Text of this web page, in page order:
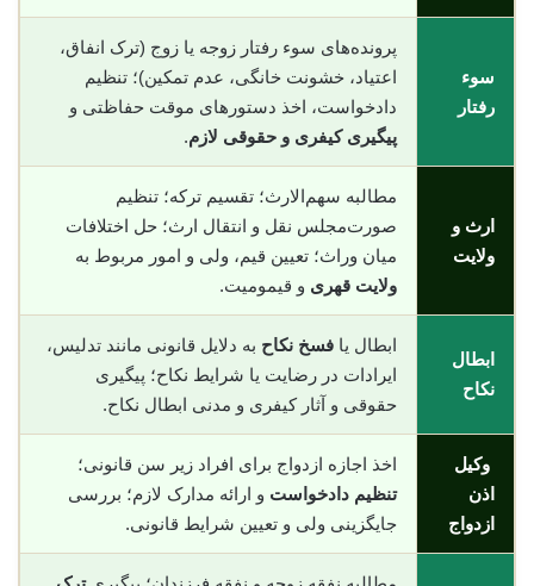
سوء
رفتار
پرونده‌های سوء رفتار زوجه یا زوج (ترک انفاق،
اعتیاد، خشونت خانگی، عدم تمکین)؛ تنظیم
دادخواست، اخذ دستورهای موقت حفاظتی و
پیگیری کیفری و حقوقی لازم.
ارث و
ولایت
مطالبه سهم‌الارث؛ تقسیم ترکه؛ تنظیم
صورت‌مجلس نقل و انتقال ارث؛ حل اختلافات
میان وراث؛ تعیین قیم، ولی و امور مربوط به
ولایت قهری و قیمومیت.
ابطال
نکاح
ابطال یا فسخ نکاح به دلایل قانونی مانند تدلیس،
ایرادات در رضایت یا شرایط نکاح؛ پیگیری
حقوقی و آثار کیفری و مدنی ابطال نکاح.
وکیل
اذن
ازدواج
اخذ اجازه ازدواج برای افراد زیر سن قانونی؛
تنظیم دادخواست و ارائه مدارک لازم؛ بررسی
جایگزینی ولی و تعیین شرایط قانونی.